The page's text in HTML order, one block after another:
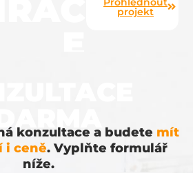
projekt
konzultace a budete mít
i ceně. Vyplňte formulář
níže.